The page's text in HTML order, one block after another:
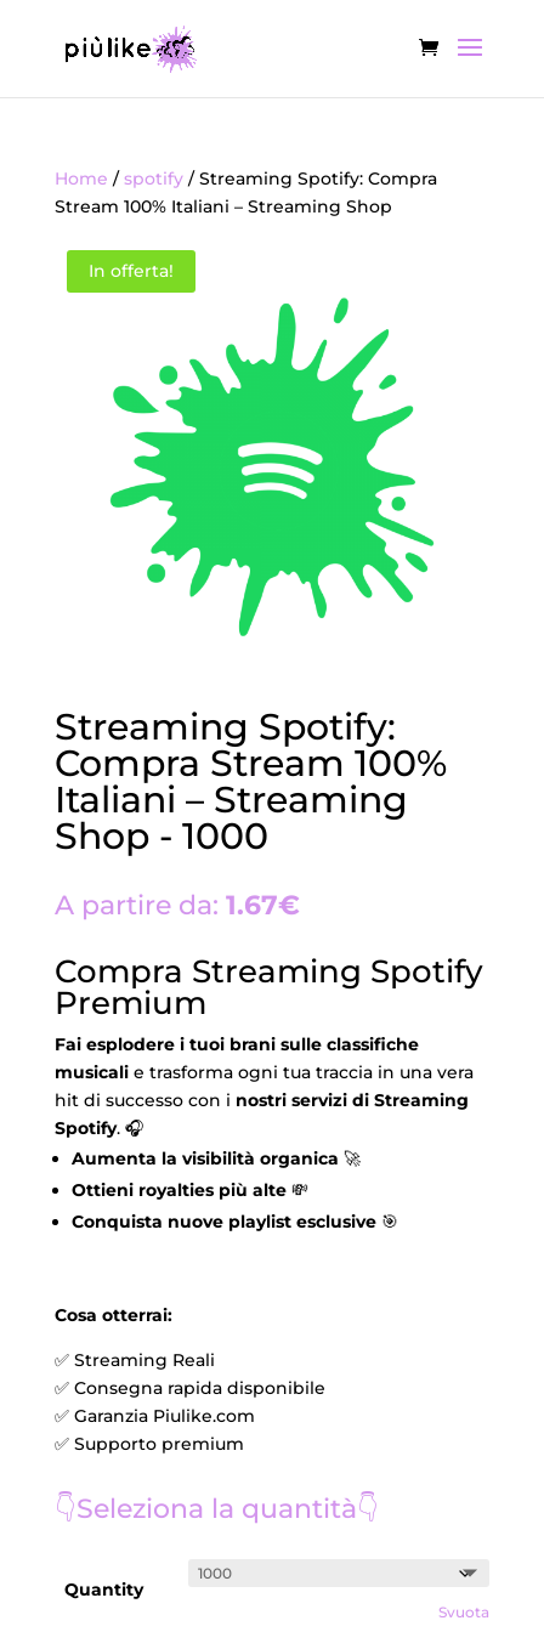
Home /spotify/ Streaming Spotify: Compra
Stream 100% Italiani – Streaming Shop
In offerta!
Streaming Spotify:
Compra Stream 100%
Italiani – Streaming
Shop - 1000
A partire da: 1.67€
Compra Streaming Spotify
Premium
Fai esplodere i tuoi brani sulle classifiche
musicalie trasforma ogni tua traccia in una vera
hit di successo con i nostri servizi di Streaming
Spotify. 🎧
Aumenta la visibilità organica 🚀
Ottieni royalties più alte💸
Conquista nuove playlist esclusive🎯
Cosa otterrai:
✅ Streaming Reali
✅ Consegna rapida disponibile
✅ Garanzia Piulike.com
✅ Supporto premium
👇Seleziona la quantità👇
Quantity
Svuota